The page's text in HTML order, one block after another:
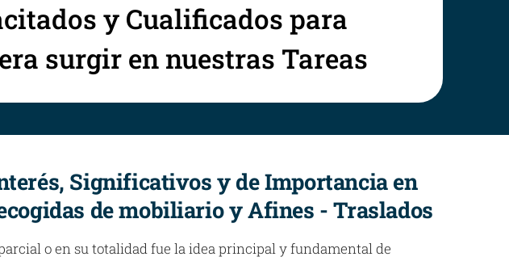
y Cualificados para
surgir en nuestras Tareas
Significativos y de Importancia en
de mobiliario y Afines - Traslados
o en su totalidad fue la idea principal y fundamental de